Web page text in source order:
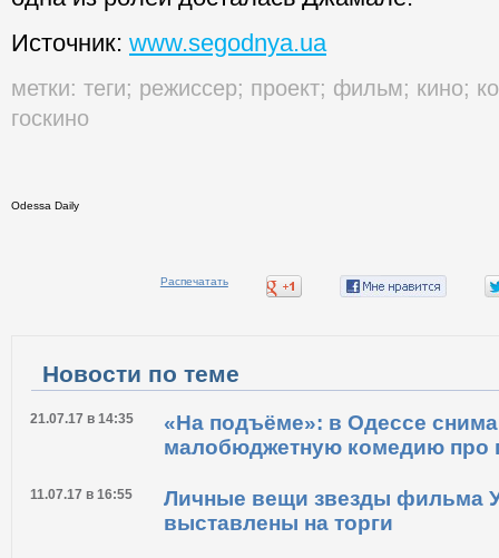
Источник: www.segodnya.ua
метки: теги; режиссер; проект; фильм; кино;
госкино
Odessa Daily
Распечатать
Новости по теме
21.07.17 в 14:35
«На подъёме»: в Одессе
малобюджетную комедию про
11.07.17 в 16:55
Личные вещи звезды фильма
выставлены на торги